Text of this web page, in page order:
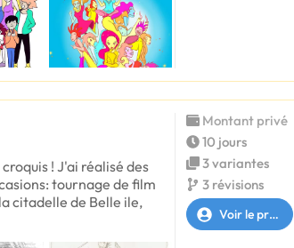
! J'ai réalisé des
tournage de film
citadelle de Belle ile,
Montant privé
10 jours
3 variantes
3 révisions
Voir le profil